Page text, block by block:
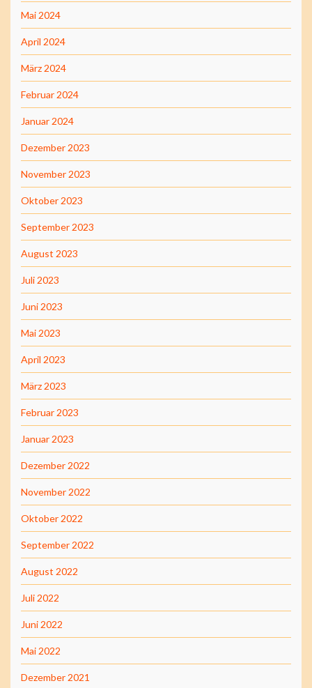
Mai 2024
April 2024
März 2024
Februar 2024
Januar 2024
Dezember 2023
November 2023
Oktober 2023
September 2023
August 2023
Juli 2023
Juni 2023
Mai 2023
April 2023
März 2023
Februar 2023
Januar 2023
Dezember 2022
November 2022
Oktober 2022
September 2022
August 2022
Juli 2022
Juni 2022
Mai 2022
Dezember 2021